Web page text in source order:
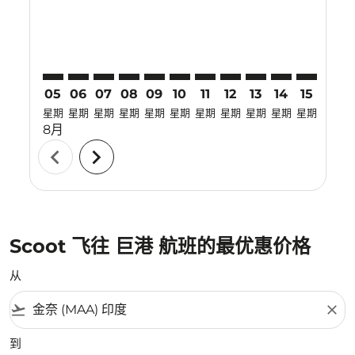
05
星期
8月
06
星期
07
星期
08
星期
09
星期
10
星期
11
星期
12
星期
13
星期
14
星期
15
星期
chevron_left chevron_right
Scoot 飞往 巨港 航班的最优惠价格
从
flight_takeoff close
到